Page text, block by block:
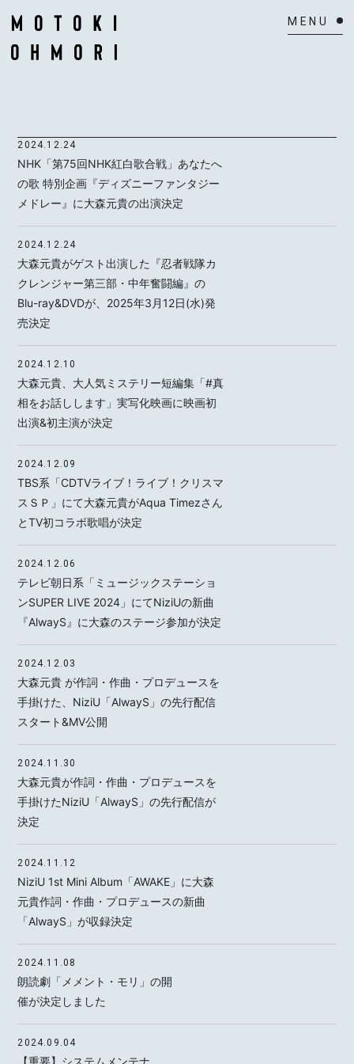
SCHEDULE
BIOGRAPHY
DISCOGRAPHY
ACTOR
MAIL MAGAZINE
2024.12.24
NHK「第75回NHK紅白歌合戦」あなたへ
の歌 特別企画『ディズニーファンタジー
メドレー』に大森元貴の出演決定
2024.12.24
大森元貴がゲスト出演した『忍者戦隊カ
クレンジャー第三部・中年奮闘編』の
Blu-ray&DVDが、2025年3月12日(水)発
売決定
2024.12.10
大森元貴、大人気ミステリー短編集「#真
相をお話しします」実写化映画に映画初
出演&初主演が決定
2024.12.09
TBS系「CDTVライブ！ライブ！クリスマ
スＳＰ」にて大森元貴がAqua Timezさん
とTV初コラボ歌唱が決定
2024.12.06
テレビ朝日系「ミュージックステーショ
ンSUPER LIVE 2024」にてNiziUの新曲
『AlwayS』に大森のステージ参加が決定
2024.12.03
大森元貴 が作詞・作曲・プロデュースを
手掛けた、NiziU「AlwayS」の先行配信
スタート&MV公開
2024.11.30
大森元貴が作詞・作曲・プロデュースを
手掛けたNiziU「AlwayS」の先行配信が
決定
2024.11.12
NiziU 1st Mini Album「AWAKE」に大森
元貴作詞・作曲・プロデュースの新曲
「AlwayS」が収録決定
2024.11.08
朗読劇「メメント・モリ」の開
催が決定しました
2024.09.04
【重要】システムメンテナ